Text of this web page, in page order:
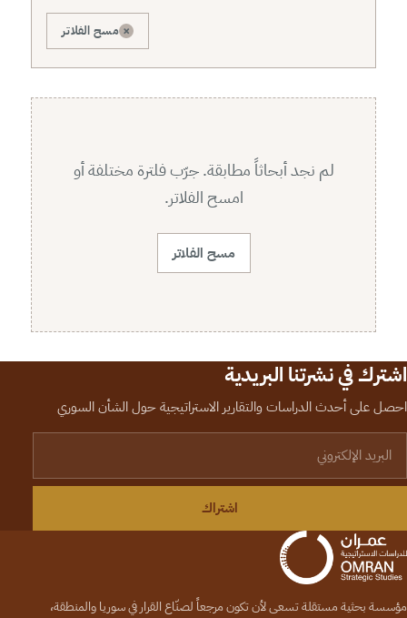
× مسح الفلاتر
لم نجد أبحاثاً مطابقة. جرّب فلترة مختلفة أو
امسح الفلاتر.
مسح الفلاتر
اشترك في نشرتنا البريدية
احصل على أحدث الدراسات والتقارير الاستراتيجية حول الشأن السوري
اشتراك
مؤسسة بحثية مستقلة تسعى لأن تكون مرجعاً لصنّاع القرار في سوريا والمنطقة،